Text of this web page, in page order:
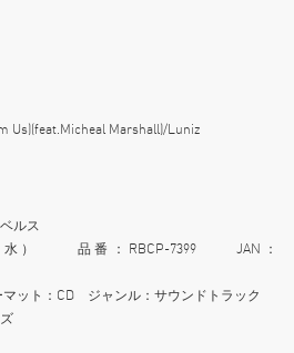
Us)(feat.Micheal Marshall)/Luniz
ルス
（水） 品番：RBCP-7399 JAN：
ット：CD ジャンル：サウンドトラック